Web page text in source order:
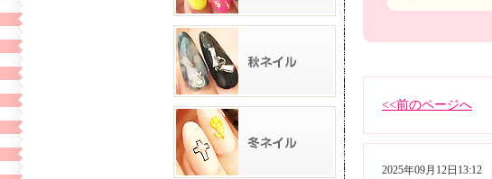
<<前のページへ
2025年09月12日13:12